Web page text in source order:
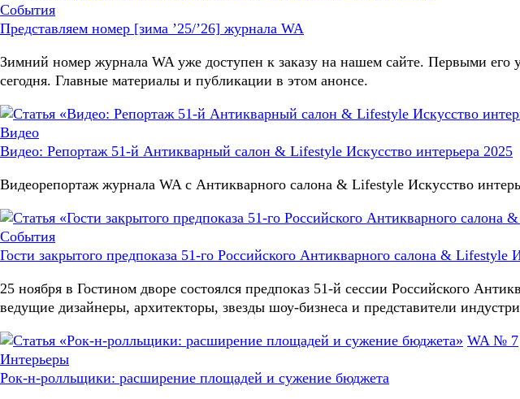
События
Представляем номер [зима ’25/’26] журнала WA
Зимний номер журнала WA уже доступен к заказу на нашем сайте. Первыми его
сегодня. Главные материалы и публикации в этом анонсе.
Видео
Видео: Репортаж 51-й Антикварный салон & Lifestyle Искусство интерьера 2025
Видеорепортаж журнала WA с Антикварного салона & Lifestyle Искусство
События
Гости закрытого предпоказа 51-го Российского Антикварного салона & Lifestyle
25 ноября в Гостином дворе состоялся предпоказ 51-й сессии Российского
ведущие дизайнеры, архитекторы, звезды шоу-бизнеса и представители
WA № 7
Интерьеры
Рок-н-ролльщики: расширение площадей и сужение бюджета